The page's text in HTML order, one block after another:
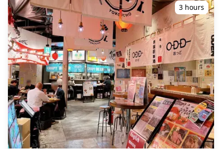
direkomendasikan. Di sekitar Senri-Chuo, Anda akan
menemukan izakaya dan bar makan yang sering
dikunjungi oleh penduduk setempat, tempat Anda dapat
merasakan bar hopping kasual di dua atau tiga tempat
berbeda. Cara sempurna untuk menikmati area ini
adalah dengan menghabiskan hari berbelanja dan
menjelajahi Expo City, lalu menuju ke Senri-Chuo di
malam hari untuk menemukan kehidupan malam lokal
di Osaka utara. ![](https://assets.hldycdn.com/50e9a869-
6cc3-4adc-9b60-5ab1d2350257.webp?
w=1200&h=800&fit=crop&q=80) ![]
(https://assets.hldycdn.com/44417409-00d9-4e89-830d-
afdb01292aa7.webp?w=1200&h=800&fit=crop&q=80) ![]
(https://assets.hldycdn.com/ba1426d3-5ef9-4d2e-9701-
ac41b0412816.webp?w=1200&h=800&fit=crop&q=80) ![]
Expo ・Tur kelompok kecil memastikan pengalaman
yang intim dan otentik ・Nikmati hidangan khas lokal
ala Osaka, termasuk okonomiyaki, kushikatsu, dan
takoyaki ・Pelajari tentang budaya daerah dan etika
makan dari pemandu Anda ・Rasakan kehidupan malam
Senri-Chuo dan Suita yang santai, ideal untuk malam
yang nyaman ◆Termasuk ・2 minuman di setiap 3
tempat (total 6 minuman) ・Makan malam: hidangan
izakaya dan hidangan khas lokal ・Kunjungi 2–3 tempat
— seperti warung makan, izakaya, atau bar — bersama
dengan pemandu lokal ◆Tidak Termasuk ・Penjemputan
dan pengantaran hotel ・Tip ・Biaya transportasi ・
Minuman atau makanan tambahan yang tidak termasuk
dalam biaya tur ・Pengeluaran pribadi atau belanja
◆Info Tambahan ・Jumlah maksimum peserta untuk tur
3 hours